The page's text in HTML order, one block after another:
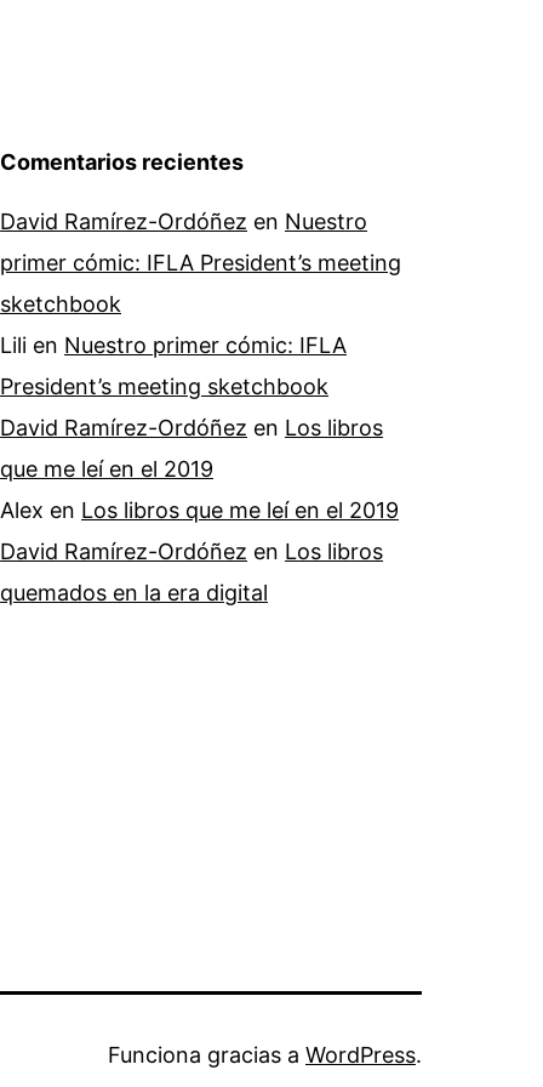
Comentarios recientes
David Ramírez-Ordóñez en Nuestro
primer cómic: IFLA President’s meeting
sketchbook
Lili en Nuestro primer cómic: IFLA
President’s meeting sketchbook
David Ramírez-Ordóñez en Los libros
que me leí en el 2019
Alex en Los libros que me leí en el 2019
David Ramírez-Ordóñez en Los libros
quemados en la era digital
Funciona gracias a WordPress.